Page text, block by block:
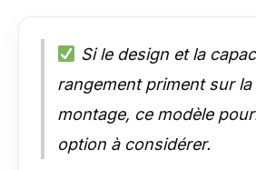
Si le design et la
rangement priment sur
montage, ce modèle
option à considérer.